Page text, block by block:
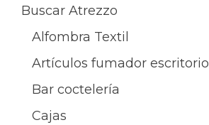
Buscar Atrezzo
Alfombra Textil
Artículos fumador escritorio
Bar coctelería
Cajas